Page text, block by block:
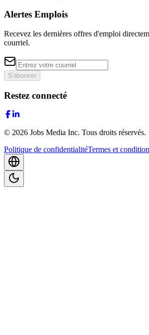
Alertes Emplois
Recevez les dernières offres d'emploi
courriel.
S'abonner
Restez connecté
© 2026 Jobs Media Inc. Tous droits réservés.
Politique de confidentialitéTermes et